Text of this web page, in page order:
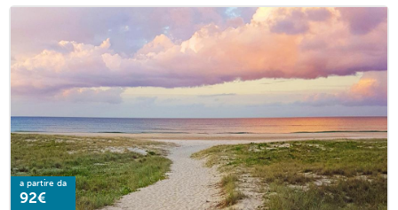
a partire da
92€